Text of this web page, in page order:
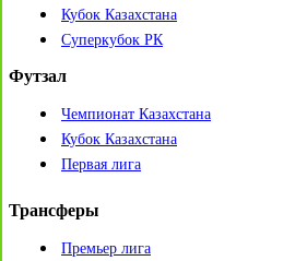
Кубок Казахстана
Суперкубок РК
Футзал
Чемпионат Казахстана
Кубок Казахстана
Первая лига
Трансферы
Премьер лига